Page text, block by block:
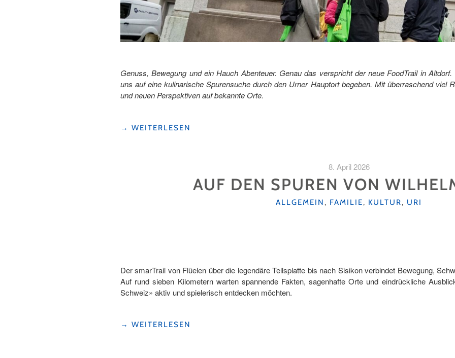
Genuss, Bewegung und ein Hauch Abenteuer. Genau das verspricht der neue FoodTrail in
uns auf eine kulinarische Spurensuche durch den Urner Hauptort begeben. Mit überraschend viel
und neuen Perspektiven auf bekannte Orte.
"GENUSSVOLL
→ WEITERLESEN
8. April 2026
AUF DEN SPUREN VON
KATEGORIEN
ALLGEMEIN, FAMILIE, KULTUR, URI
Der smarTrail von Flüelen über die legendäre Tellsplatte bis nach Sisikon verbindet Bewegung,
Auf rund sieben Kilometern warten spannende Fakten, sagenhafte Orte und eindrückliche
Schweiz» aktiv und spielerisch entdecken möchten.
"AUF
→ WEITERLESEN